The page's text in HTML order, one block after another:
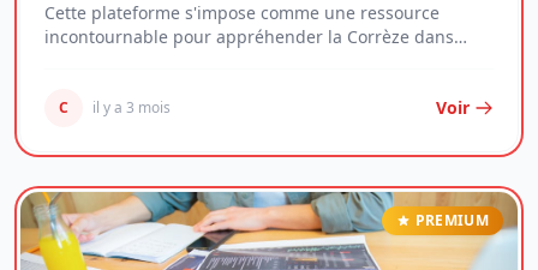
Cette plateforme s'impose comme une ressource
incontournable pour appréhender la Corrèze dans
C il y a 3 mois Voir
PREMIUM